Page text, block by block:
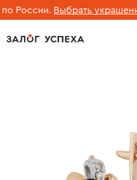
России. Выбрать украшение